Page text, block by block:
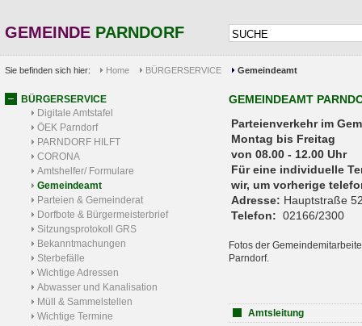
GEMEINDE PARNDORF
Sie befinden sich hier: Home BÜRGERSERVICE Gemeindeamt
BÜRGERSERVICE
Digitale Amtstafel
ÖEK Parndorf
PARNDORF HILFT
CORONA
Amtshelfer/ Formulare
Gemeindeamt
Parteien & Gemeinderat
Dorfbote & Bürgermeisterbrief
Sitzungsprotokoll GRS
Bekanntmachungen
Sterbefälle
Wichtige Adressen
Abwasser und Kanalisation
Müll & Sammelstellen
Wichtige Termine
GEMEINDEAMT
Parteienverkehr
Montag bis Freitag
von 08.00 - 12.00 Uhr
Für eine individuelle
wir, um vorherige
Adresse: Hauptstraße
Telefon: 02166/2300
Fotos der
Parndorf.
Amtsleitung